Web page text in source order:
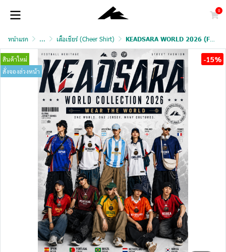
0
หน้าแรก ... เสื้อเชียร์ (Cheer Shirt) KEADSARA WORLD 2026 (FAN VERSION)
สินค้าใหม่
สั่งจองล่วงหน้า
-15%